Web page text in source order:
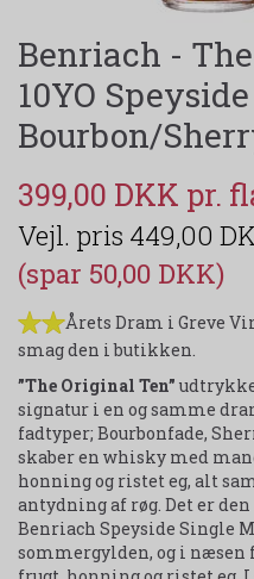
Benriach -
10YO
Bourbon/
399,00 DKK
449,00
(spar 50,00 DKK)
Årets Dram i Greve
smag den i butikken.
”The Original Ten”
signatur i en og samme
fadtyper; Bourbonfade,
skaber en whisky med
honning og ristet eg, alt
antydning af røg. Det er
Benriach Speyside Single
sommergylden, og i